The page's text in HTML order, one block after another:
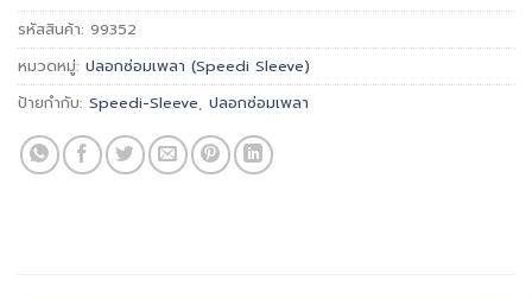
รหัสสินค้า: 99352
หมวดหมู่: ปลอกซ่อมเพลา (Speedi Sleeve)
ป้ายกำกับ: Speedi-Sleeve ปลอกซ่อมเพลา